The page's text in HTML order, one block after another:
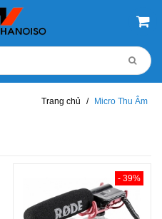
Trang chủ / Micro Thu Âm
- 39%